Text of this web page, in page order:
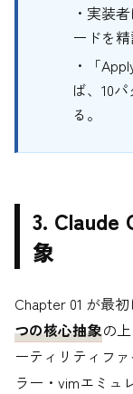
・実装
ードを精
・「
ば、10
る。
3. Claude
象
Chapter 01 が最
つの核心抽象の
ーティリティフ
ラー・vimエミュ